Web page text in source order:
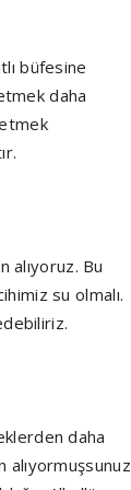
büfesine
daha
alıyoruz. Bu
su olmalı.
daha
alıyormuşsunuz